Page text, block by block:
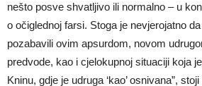
nešto posve shvatljivo ili normalno – u
o očiglednoj farsi. Stoga je nevjerojatno
pozabavili ovim apsurdom, novom
predvode, kao i cjelokupnoj situaciji koja
Kninu, gdje je udruga ‘kao’ osnivana”,